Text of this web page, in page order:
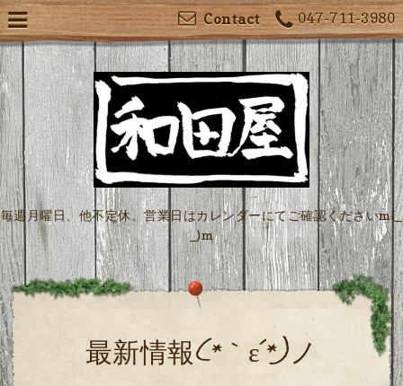
047-711-3980
Contact
毎週月曜日、他不定休。営業日はカレンダーにてご確認くださいm(_
_)m
最新情報(*｀ε´*)ノ